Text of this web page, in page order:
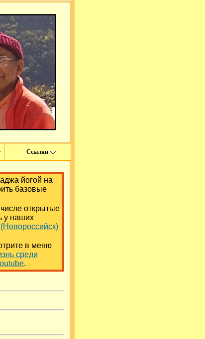
Ссылки
йогой на
базовые
открытые
у наших
в меню
среди
.